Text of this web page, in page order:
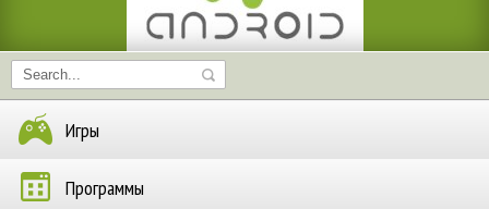
Игры
Программы